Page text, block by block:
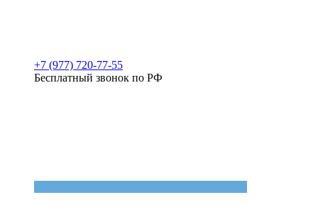
+7 (977) 720-77-55
Бесплатный звонок по РФ